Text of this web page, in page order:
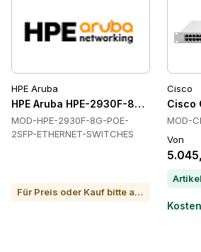
HPE Aruba
HPE Aruba HPE-2930F-8G-POE-
MOD-HPE-2930F-8G-POE-
2SFP-ETHERNET-SWITCHES
Für Preis oder Kauf bitte anrufen
Cisco
Cisco
MOD-
Von